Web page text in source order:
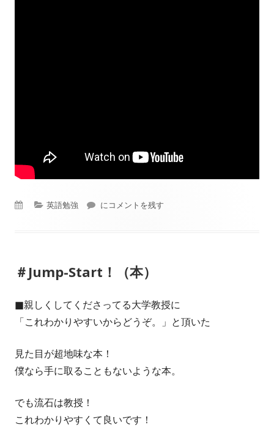
カ
リ
英語勉強 ＃A4一枚英語勉強法（ニック）
にコメントを残す
＃Jump-Start！（本）
■親しくしてくださってる大学教授に
「これわかりやすいからどうぞ。」と頂いた
見た目が超地味な本！
僕なら手に取ることもないような本。
でも流石は教授！
これわかりやすくて良いです！